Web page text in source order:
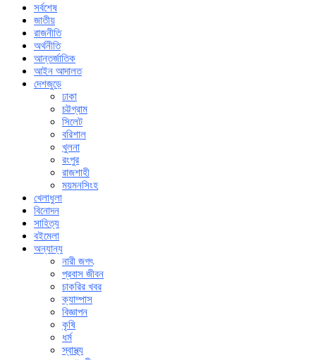
সর্বশেষ
জাতীয়
রাজনীতি
অর্থনীতি
আন্তর্জাতিক
আইন আদালত
দেশজুড়ে
ঢাকা
চট্টগ্রাম
সিলেট
বরিশাল
খুলনা
রংপুর
রাজশাহী
ময়মনসিংহ
খেলাধুলা
বিনোদন
সাহিত্য
বইমেলা
অন্যান্য
নারী জগৎ
প্রবাস জীবন
চাকরির খবর
ক্যাম্পাস
বিজ্ঞাপন
কৃষি
ধর্ম
স্বাস্থ্য